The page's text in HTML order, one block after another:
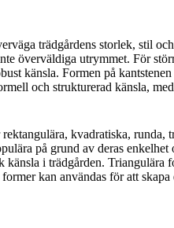
trädgårdens storlek, stil
överväldiga utrymmet. För
känsla. Formen på
och strukturerad känsla,
kvadratiska, runda,
på grund av deras
i trädgården. Triangulära
kan användas för att